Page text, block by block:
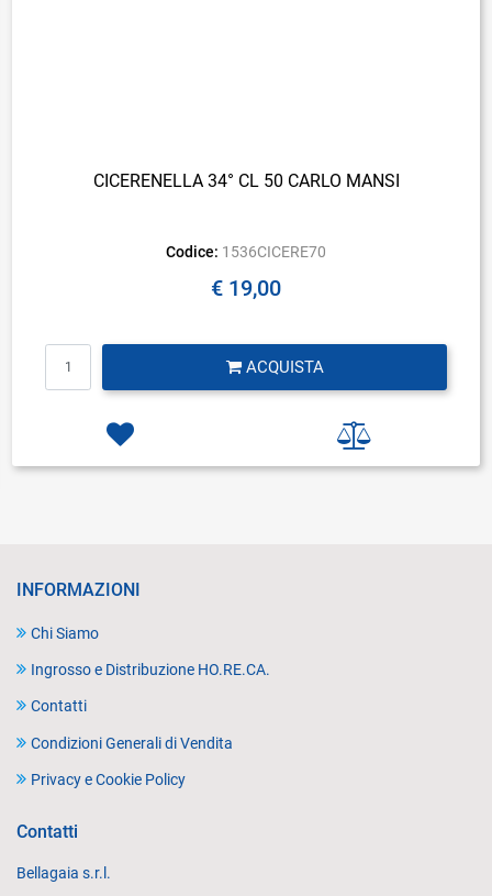
CICERENELLA 34° CL 50 CARLO MANSI
Codice: 1536CICERE70
€ 19,00
ACQUISTA
INFORMAZIONI
Chi Siamo
Ingrosso e Distribuzione HO.RE.CA.
Contatti
Condizioni Generali di Vendita
Privacy e Cookie Policy
Contatti
Bellagaia s.r.l.